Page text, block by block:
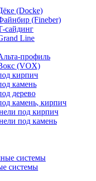
(Docke)
(Fineber)
сайдинг
Line
профиль
(VOX)
кирпич
камень
дерево
камень, кирпич
под кирпич
под камень
системы
системы